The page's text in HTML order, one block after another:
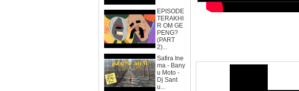
EPISODE
TERAKHI
R OM GE
PENG?
(PART
2)...
Safira Ine
ma - Bany
u Moto -
Dj Sant
u...